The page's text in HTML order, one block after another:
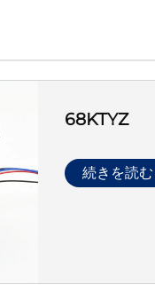
68KTYZ
続きを読む